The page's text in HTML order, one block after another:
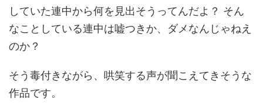
していた連中から何を見出そうってんだよ？ そん
なことしている連中は嘘つきか、ダメなんじゃねえ
のか？
そう毒付きながら、哄笑する声が聞こえてきそうな
作品です。